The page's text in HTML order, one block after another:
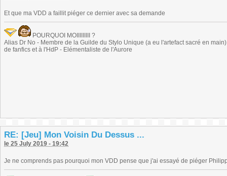
Et que ma VDD a faillit piéger ce dernier avec sa demande
POURQUOI MOIIIIIIIII ?
Alias Dr No - Membre de la Guilde du Stylo Unique (a eu l'artefact sacré en
de fanfics et à l'HdP - Elémentaliste de l'Aurore
RE: [Jeu] Mon Voisin Du Dessus ...
le 25 July 2019 - 19:42
Je ne comprends pas pourquoi mon VDD pense que j'ai essayé de piéger